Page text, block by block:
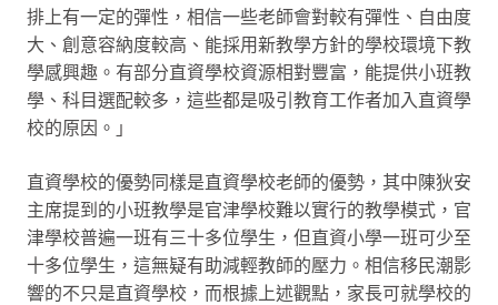
排上有一定的彈性，相信一些老師會對較有彈性、自由度
大、創意容納度較高、能採用新教學方針的學校環境下教
學感興趣。有部分直資學校資源相對豐富，能提供小班教
學、科目選配較多，這些都是吸引教育工作者加入直資學
校的原因。」
直資學校的優勢同樣是直資學校老師的優勢，其中陳狄安
主席提到的小班教學是官津學校難以實行的教學模式，官
津學校普遍一班有三十多位學生，但直資小學一班可少至
十多位學生，這無疑有助減輕教師的壓力。相信移民潮影
響的不只是直資學校，而根據上述觀點，家長可就學校的